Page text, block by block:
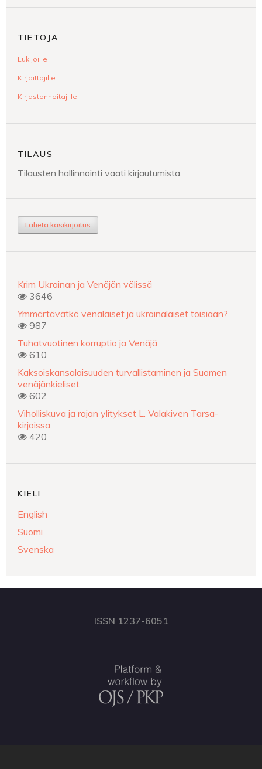
TIETOJA
Lukijoille
Kirjoittajille
Kirjastonhoitajille
TILAUS
Tilausten hallinnointi vaati kirjautumista.
Lähetä käsikirjoitus
Krim Ukrainan ja Venäjän välissä
3646
Ymmärtävätkö venäläiset ja ukrainalaiset toisiaan?
987
Tuhatvuotinen korruptio ja Venäjä
610
Kaksoiskansalaisuuden turvallistaminen ja Suomen
venäjänkieliset
602
Viholliskuva ja rajan ylitykset L. Valakiven Tarsa-
kirjoissa
420
KIELI
English
Suomi
Svenska
ISSN 1237-6051